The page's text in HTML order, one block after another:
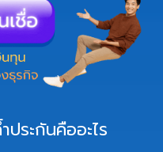
ระกันคืออะไร